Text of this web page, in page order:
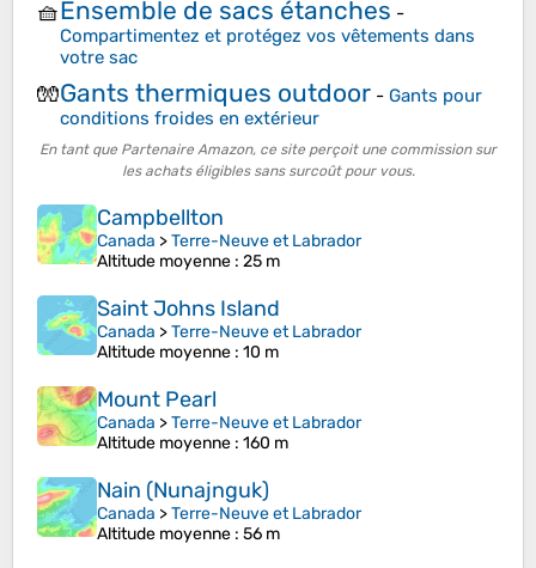
🧺Ensemble de sacs étanches -
Compartimentez et protégez vos vêtements dans
votre sac
🧤Gants thermiques outdoor - Gants pour
conditions froides en extérieur
En tant que Partenaire Amazon, ce site perçoit une commission sur
les achats éligibles sans surcoût pour vous.
Campbellton
Canada >Terre-Neuve et Labrador
Altitude moyenne : 25 m
Saint Johns Island
Canada >Terre-Neuve et Labrador
Altitude moyenne : 10 m
Mount Pearl
Canada >Terre-Neuve et Labrador
Altitude moyenne : 160 m
Nain (Nunajnguk)
Canada >Terre-Neuve et Labrador
Altitude moyenne : 56 m